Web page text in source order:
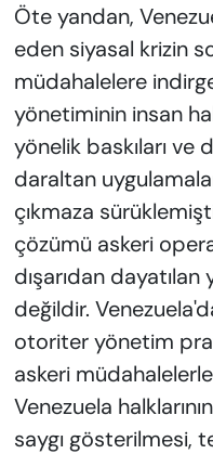
Öte yandan,
eden siyasal krizin
müdahalelere
yönetiminin insan
yönelik baskıları ve
daraltan
çıkmaza
çözümü askeri
dışarıdan
değildir.
otoriter yönetim
askeri
Venezuela
saygı gösterilmesi,